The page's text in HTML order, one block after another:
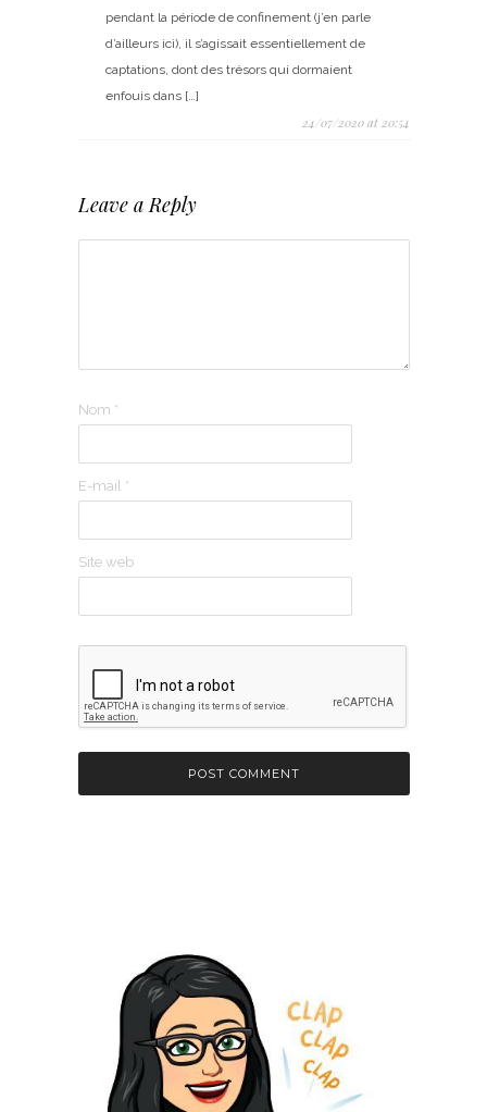
pendant la période de confinement (j’en parle
d’ailleurs ici), il s’agissait essentiellement de
captations, dont des trésors qui dormaient
enfouis dans […]
24/07/2020 at 20:54
Leave a Reply
Nom *
E-mail *
Site web